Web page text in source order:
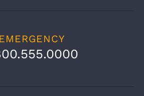
EMERGENCY